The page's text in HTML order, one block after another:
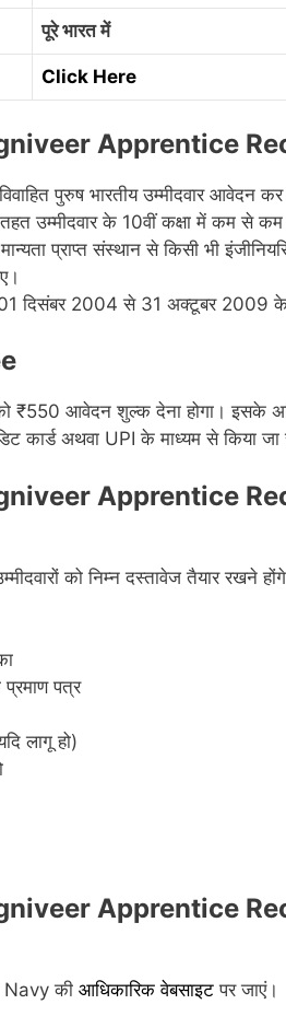
पूरे भारत में
Click Here
Apprentice
पुरुष भारतीय उम्मीदवार आवेदन
तहत उम्मीदवार के 10वीं कक्षा में कम से
प्राप्त संस्थान से किसी भी
दिसंबर 2004 से 31 अक्टूबर 2009 के
₹550 आवेदन शुल्क देना होगा। इसके
कार्ड अथवा UPI के माध्यम से किया
Apprentice
को निम्न दस्तावेज तैयार रखने
प्रमाण पत्र
लागू हो)
Apprentice
की आधिकारिक वेबसाइट पर जाएं।